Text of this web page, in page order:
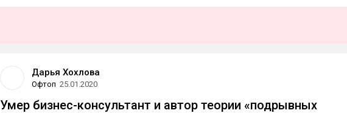
Дарья Хохлова
Офтоп 25.01.2020
Умер бизнес-консультант и автор теории «подрывных